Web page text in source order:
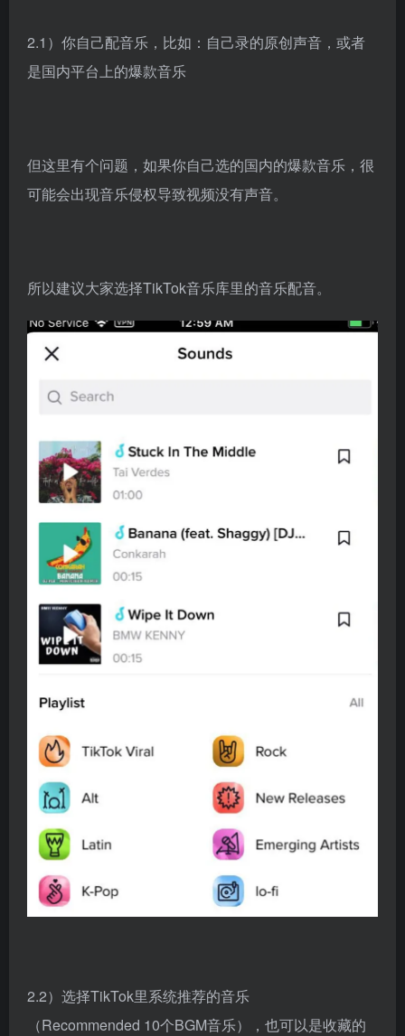
2.1）你自己配音乐，比如：自己录的原创声音，或者
是国内平台上的爆款音乐
但这里有个问题，如果你自己选的国内的爆款音乐，很
可能会出现音乐侵权导致视频没有声音。
所以建议大家选择TikTok音乐库里的音乐配音。
2.2）选择TikTok里系统推荐的音乐
（Recommended 10个BGM音乐），也可以是收藏的